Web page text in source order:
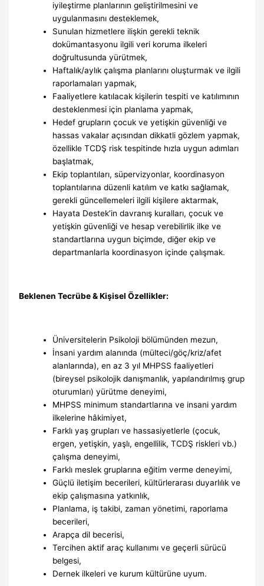
iyileştirme planlarının geliştirilmesini ve
uygulanmasını desteklemek,
Sunulan hizmetlere ilişkin gerekli teknik
dokümantasyonu ilgili veri koruma ilkeleri
doğrultusunda yürütmek,
Haftalık/aylık çalışma planlarını oluşturmak ve ilgili
raporlamaları yapmak,
Faaliyetlere katılacak kişilerin tespiti ve katılımının
desteklenmesi için planlama yapmak,
Hedef grupların çocuk ve yetişkin güvenliği ve
hassas vakalar açısından dikkatli gözlem yapmak,
özellikle TCDŞ risk tespitinde hızla uygun adımları
başlatmak,
Ekip toplantıları, süpervizyonlar, koordinasyon
toplantılarına düzenli katılım ve katkı sağlamak,
gerekli güncellemeleri ilgili kişilere aktarmak,
Hayata Destek’in davranış kuralları, çocuk ve
yetişkin güvenliği ve hesap verebilirlik ilke ve
standartlarına uygun biçimde, diğer ekip ve
departmanlarla koordinasyon içinde çalışmak.
Beklenen Tecrübe & Kişisel Özellikler:
Üniversitelerin Psikoloji bölümünden mezun,
İnsani yardım alanında (mülteci/göç/kriz/afet
alanlarında), en az 3 yıl MHPSS faaliyetleri
(bireysel psikolojik danışmanlık, yapılandırılmış grup
oturumları) yürütme deneyimi,
MHPSS minimum standartlarına ve insani yardım
ilkelerine hâkimiyet,
Farklı yaş grupları ve hassasiyetlerle (çocuk,
ergen, yetişkin, yaşlı, engellilik, TCDŞ riskleri vb.)
çalışma deneyimi,
Farklı meslek gruplarına eğitim verme deneyimi,
Güçlü iletişim becerileri, kültürlerarası duyarlılık ve
ekip çalışmasına yatkınlık,
Planlama, iş takibi, zaman yönetimi, raporlama
becerileri,
Arapça dil becerisi,
Tercihen aktif araç kullanımı ve geçerli sürücü
belgesi,
Dernek ilkeleri ve kurum kültürüne uyum.